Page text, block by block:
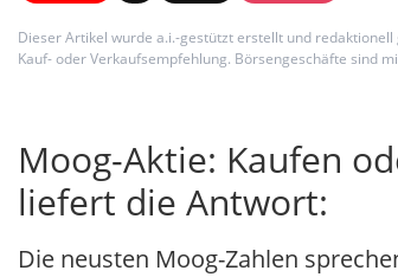
Dieser Artikel wurde a.i.-gestützt erstellt und
Kauf- oder Verkaufsempfehlung. Börsengeschäfte sind
Moog-Aktie: Kaufen
liefert die Antwort:
Die neusten Moog-Zahlen